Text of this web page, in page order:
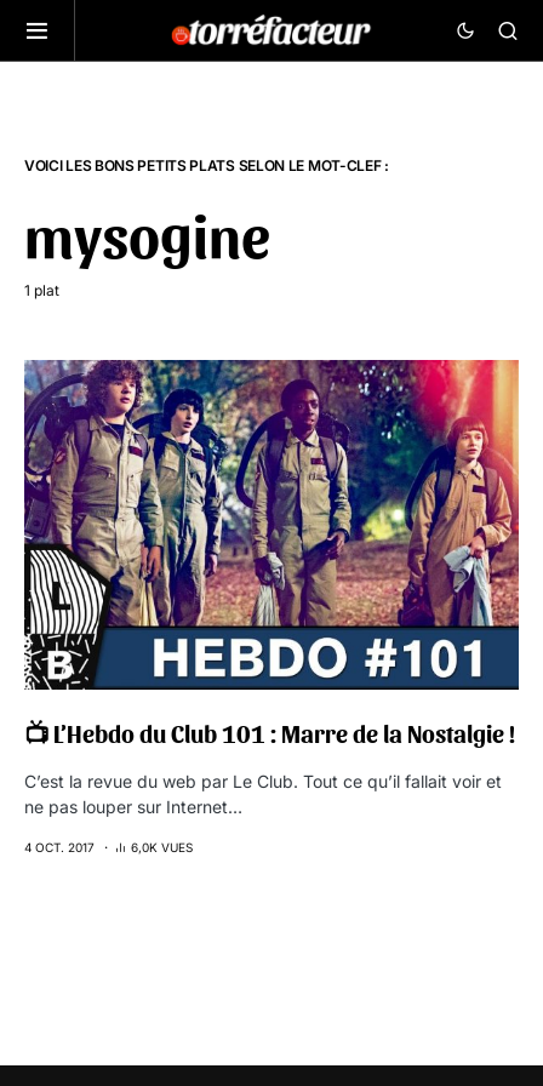
VOICI LES BONS PETITS PLATS SELON LE MOT-CLEF :
mysogine
1 plat
📺 L’Hebdo du Club 101 : Marre de la Nostalgie !
C’est la revue du web par Le Club. Tout ce qu’il fallait voir et
ne pas louper sur Internet…
4 OCT. 2017 6,0K VUES